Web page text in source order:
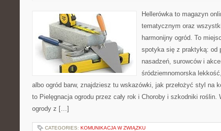
Hellerówka to magazyn
tematycznym oraz
harmonijny ogród. To
spotyka się z praktyką: od
nasadzeń, surowców i
śródziemnomorska
albo ogród barw, znajdziesz tu wskazówki, jak przełożyć styl na
to Pielęgnacja ogrodu przez cały rok i Choroby i szkodniki roślin.
ogrody z […]
CATEGORIES: KOMUNIKACJA W ZWIĄZKU